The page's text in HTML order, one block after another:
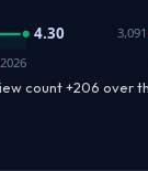
4.30 3,091
count +206 over